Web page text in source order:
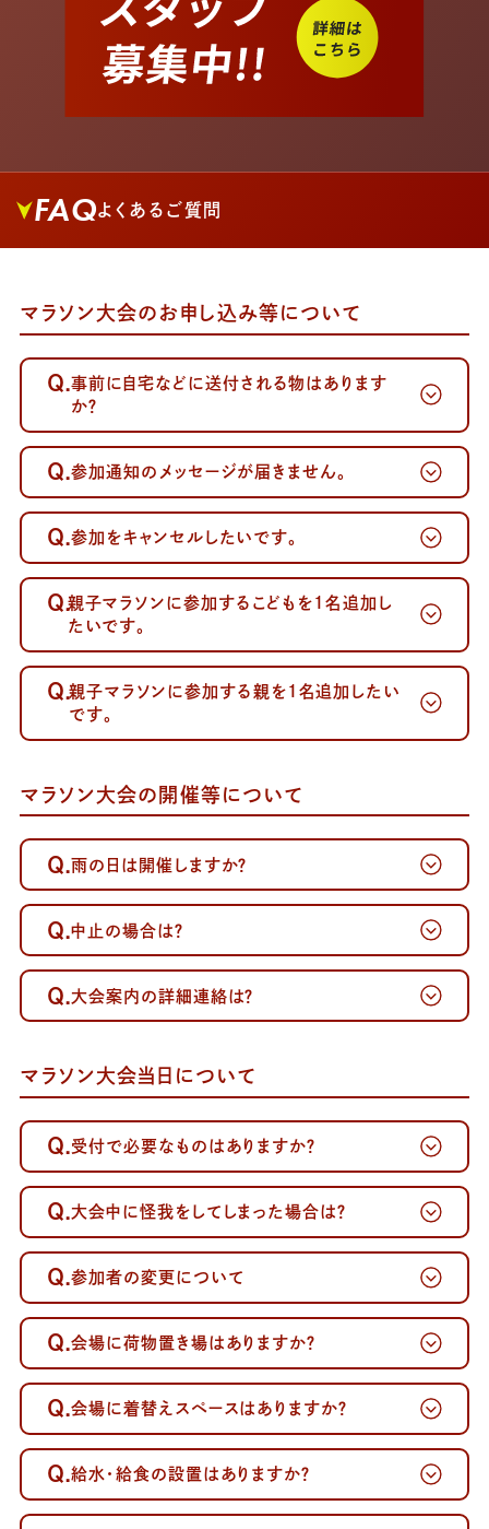
FAQよくあるご質問
マラソン大会のお申し込み等について
Q.事前に自宅などに送付される物はあります
か？
Q.参加通知のメッセージが届きません。
が届かない方へ～
Q.参加をキャンセルしたいです。
Q.親子マラソンに参加するこどもを1名追加し
たいです。
Q.親子マラソンに参加する親を1名追加したい
です。
マラソン大会の開催等について
Q.雨の日は開催しますか？
Q.中止の場合は？
Q.大会案内の詳細連絡は？
マラソン大会当日について
Q.受付で必要なものはありますか？
Q.大会中に怪我をしてしまった場合は？
Q.参加者の変更について
Q.会場に荷物置き場はありますか？
Q.会場に着替えスペースはありますか？
Q.給水・給食の設置はありますか？